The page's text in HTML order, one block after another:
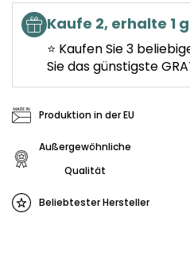
Kaufe 2, erhalte 1
⭐ Kaufen Sie 3
Sie das günstigste
Produktion in der EU
Außergewöhnliche
Qualität
Beliebtester Hersteller